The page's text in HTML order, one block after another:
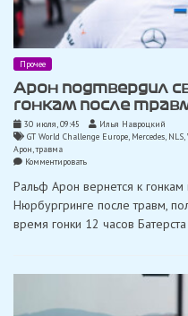
Прочее
Арон подтвердил
гонкам после
30 июля, 09:45
Илья Навроцкий
GT World Challenge Europe, Mercedes, NLS,
Арон,травма
Комментироватьon
подтвердил
возвращение
к
Ральф Арон вернется к
Нюрбургринге после травм,
время гонки 12 часов